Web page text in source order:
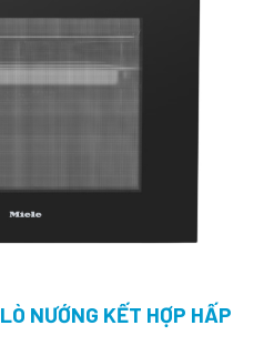
LÒ NƯỚNG KẾT HỢP HẤP